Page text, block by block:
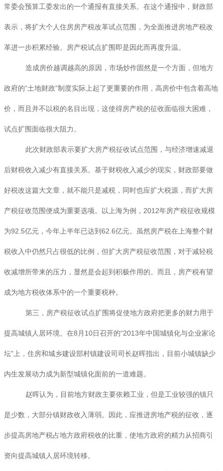
常委会预算工委发出的一个通报有直接关系。在这个通报中，财政部
表示，将扩大个人住房房产税改革试点范围，为全面推进房地产税改
革进一步积累经验。房产税试点扩围即是因此而再度升温。
造成房价越调越高的原因，市场炒作固然是一个方面，但地方
政府的“土地财政”制度实际上起了更重要的作用，高房价中包含着高地
价，而且并不以税的名目出现，这使得房产税的征收面临很大困难，
试点扩围面临很大阻力。
此次财政部表示要扩大房产税征收试点范围，与经济增速减退
后财税收入减少有直接关系。基于财税收入减少的现实，财政部要做
好税改这篇大文章，就不能只是减税，同时也应扩大税源，而扩大房
产税征收范围便成为重要选项。以上海为例，2012年房产税征收规模
为92.5亿元，今年上半年已达到62.6亿元。虽然房产税在上海整个财
税收入中仍然只占很低的比例，但扩大房产税征收范围，对于减轻税
收减增所带来的压力，显然是会起到积极作用的。而且，房产税有望
成为地方税收体系中的一个重要税种。
第三，房产税征收试点扩围将促使地方政府把更多的财力用于
提高城镇人居环境。在8月10日召开的“2013年中国城镇化与企业家论
坛”上，住房和城乡建设部村镇建设司司长赵晖指出，目前小城镇缺少
内生发展动力成为新型城镇化面前的一道难题。
赵晖认为，目前地方财政主要依赖工业，但是工业较强的镇只
是少数，大部分镇财政收入薄弱。因此，应推进房地产税的征收，逐
步提高房地产税占地方政府税收的比重，使地方政府的精力从招商引
资向提高城镇人居环境转移。